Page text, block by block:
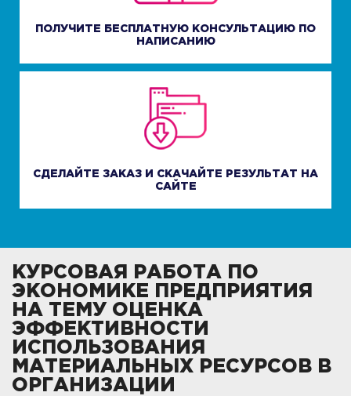
ПОЛУЧИТЕ БЕСПЛАТНУЮ КОНСУЛЬТАЦИЮ ПО
НАПИСАНИЮ
СДЕЛАЙТЕ ЗАКАЗ И СКАЧАЙТЕ РЕЗУЛЬТАТ НА
САЙТЕ
КУРСОВАЯ РАБОТА ПО
ЭКОНОМИКЕ ПРЕДПРИЯТИЯ
НА ТЕМУ ОЦЕНКА
ЭФФЕКТИВНОСТИ
ИСПОЛЬЗОВАНИЯ
МАТЕРИАЛЬНЫХ РЕСУРСОВ В
ОРГАНИЗАЦИИ